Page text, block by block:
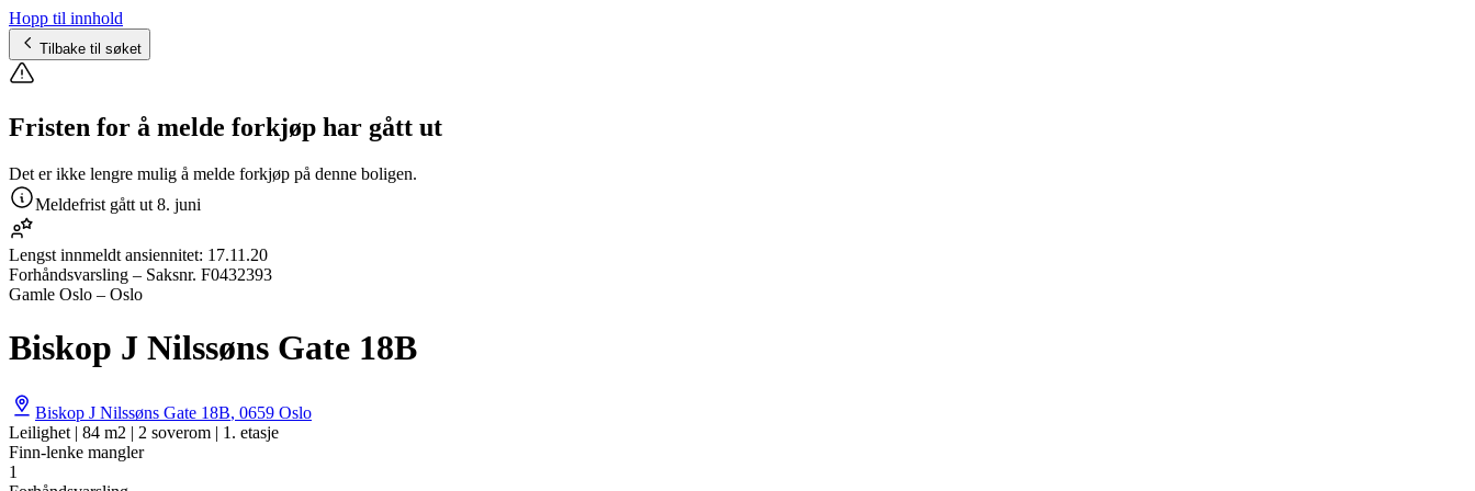
Hopp til innhold
Tilbake til søket
Fristen for å melde forkjøp har gått ut
Det er ikke lengre mulig å melde forkjøp på denne boligen.
Meldefrist gått ut 8. juni
Lengst innmeldt ansiennitet: 17.11.20
Forhåndsvarsling – Saksnr. F0432393
Gamle Oslo – Oslo
Biskop J Nilssøns Gate 18B
Biskop J Nilssøns Gate 18B, 0659 Oslo
Leilighet | 84 m2 | 2 soverom | 1. etasje
Finn-lenke mangler
1